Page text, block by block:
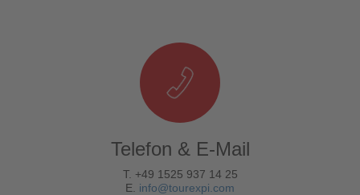
Telefon & E-Mail
T. +49 1525 937 14 25
E. info@tourexpi.com